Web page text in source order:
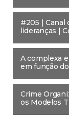
#205 | Canal
lideranças |
A complexa
em função
Crime
os Modelos